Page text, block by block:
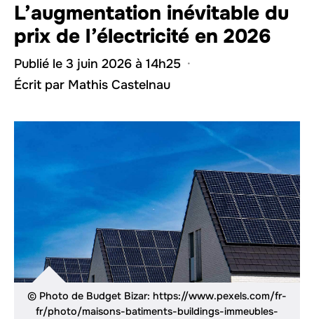
L’augmentation inévitable du
prix de l’électricité en 2026
Publié le 3 juin 2026 à 14h25 ·
Écrit par Mathis Castelnau
© Photo de Budget Bizar: https://www.pexels.com/fr-
fr/photo/maisons-batiments-buildings-immeubles-